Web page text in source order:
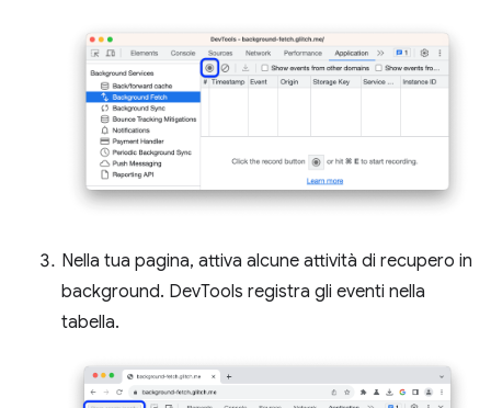
Nella tua pagina, attiva alcune attività di recupero in
background. DevTools registra gli eventi nella
tabella.